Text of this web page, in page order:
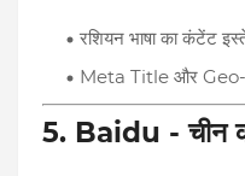
रशियन भाषा का कंटेंट
Meta Title और
5. Baidu - चीन